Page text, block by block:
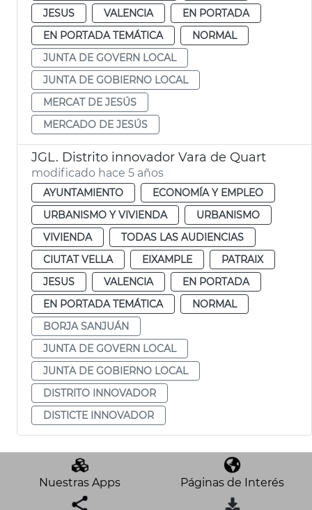
JESUS
VALENCIA
EN PORTADA
EN PORTADA TEMÁTICA
NORMAL
JUNTA DE GOVERN LOCAL
JUNTA DE GOBIERNO LOCAL
MERCAT DE JESÚS
MERCADO DE JESÚS
JGL. Distrito innovador Vara de Quart
modificado hace 5 años
AYUNTAMIENTO
ECONOMÍA Y EMPLEO
URBANISMO Y VIVIENDA
URBANISMO
VIVIENDA
TODAS LAS AUDIENCIAS
CIUTAT VELLA
EIXAMPLE
PATRAIX
JESUS
VALENCIA
EN PORTADA
EN PORTADA TEMÁTICA
NORMAL
BORJA SANJUÁN
JUNTA DE GOVERN LOCAL
JUNTA DE GOBIERNO LOCAL
DISTRITO INNOVADOR
DISTICTE INNOVADOR
Nuestras Apps Páginas de Interés